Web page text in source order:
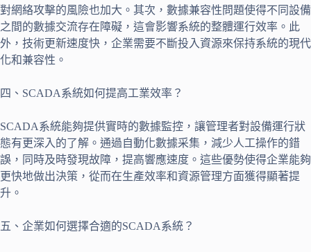
對網絡攻擊的風險也加大。其次，數據兼容性問題使得不同設備
之間的數據交流存在障礙，這會影響系統的整體運行效率。此
外，技術更新速度快，企業需要不斷投入資源來保持系統的現代
化和兼容性。
四、SCADA系統如何提高工業效率？
SCADA系統能夠提供實時的數據監控，讓管理者對設備運行狀
態有更深入的了解。通過自動化數據采集，減少人工操作的錯
誤，同時及時發現故障，提高響應速度。這些優勢使得企業能夠
更快地做出決策，從而在生產效率和資源管理方面獲得顯著提
升。
五、企業如何選擇合適的SCADA系統？